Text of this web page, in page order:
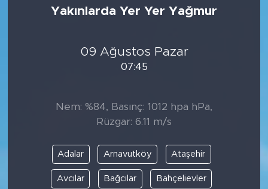
Yakınlarda Yer Yer Yağmur
09 Ağustos Pazar
07:45
Nem: %84, Basınç: 1012 hpa hPa,
Rüzgar: 6.11 m/s
Adalar Arnavutköy Ataşehir
Avcılar Bağcılar Bahçelievler